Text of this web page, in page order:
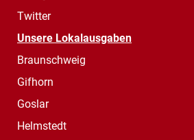
Twitter
Unsere Lokalausgaben
Braunschweig
Gifhorn
Goslar
Helmstedt